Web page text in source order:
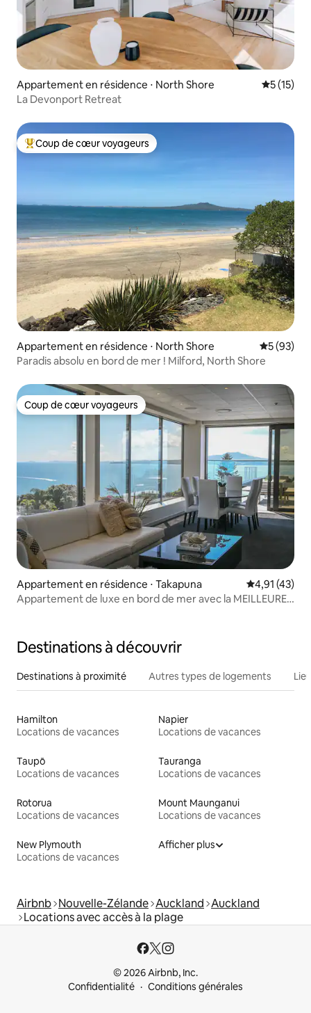
Appartement en résidence ⋅ North Shore
5 (15)
La Devonport Retreat
Coups de cœur voyageurs les plus appréciés
Coup de cœur voyageurs
Appartement en résidence ⋅ North Shore
5 (93)
Paradis absolu en bord de mer ! Milford, North Shore
Coup de cœur voyageurs
Coup de cœur voyageurs
Appartement en résidence ⋅ Takapuna Évaluation
4,91 (43)
Appartement de luxe en bord de mer avec la MEILLEURE
Destinations à découvrir
Destinations à proximité Autres types de logements
Hamilton
Locations de vacances
Napier
Locations de vacances
Taupō
Locations de vacances
Tauranga
Locations de vacances
Rotorua
Locations de vacances
Mount Maunganui
Locations de vacances
New Plymouth
Locations de vacances
Afficher plus
Airbnb Nouvelle-Zélande Auckland Auckland
Locations avec accès à la plage
© 2026 Airbnb, Inc.
Confidentialité
Conditions générales